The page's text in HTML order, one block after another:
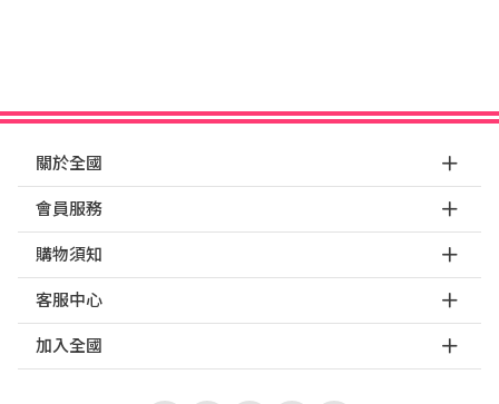
關於全國
會員服務
購物須知
客服中心
加入全國